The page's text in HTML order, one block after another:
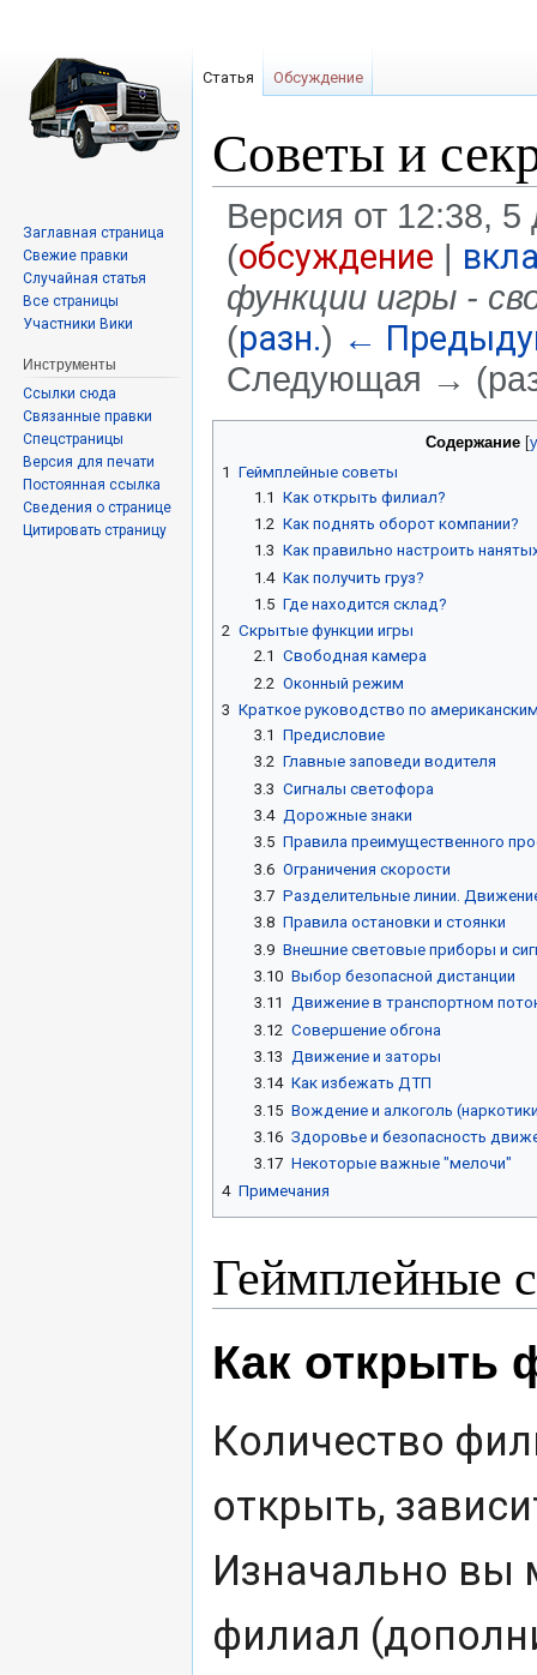
Советы и
Версия от 12:38,
(обсуждение |
функции игры -
(разн.) ←
Следующая →
Содержание
1 Геймплейные советы
1.1 Как открыть филиал?
1.2 Как поднять оборот компании?
1.3 Как правильно настроить
1.4 Как получить груз?
1.5 Где находится склад?
2 Скрытые функции игры
2.1 Свободная камера
2.2 Оконный режим
3 Краткое руководство по
3.1 Предисловие
3.2 Главные заповеди водителя
3.3 Сигналы светофора
3.4 Дорожные знаки
3.5 Правила преимущественного
3.6 Ограничения скорости
3.7 Разделительные линии.
3.8 Правила остановки и стоянки
3.9 Внешние световые приборы и
3.10 Выбор безопасной дистанции
3.11 Движение в транспортном
3.12 Совершение обгона
3.13 Движение и заторы
3.14 Как избежать ДТП
3.15 Вождение и алкоголь
3.16 Здоровье и безопасность
3.17 Некоторые важные "мелочи"
4 Примечания
Геймплейные
Как открыть
Количество
открыть,
Изначально вы
филиал
Статья Обсуждение
Заглавная страница
Свежие правки
Случайная статья
Все страницы
Участники Вики
Инструменты
Ссылки сюда
Связанные правки
Спецстраницы
Версия для печати
Постоянная ссылка
Сведения о странице
Цитировать страницу